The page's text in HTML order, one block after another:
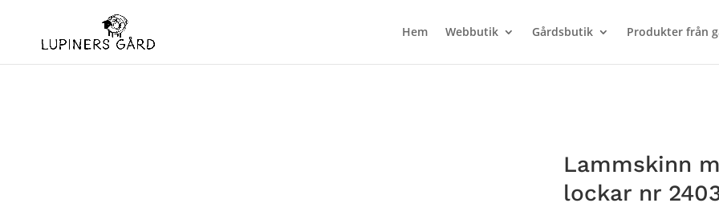
Hem Webbutik Gårdsbutik Produkter från
Lammskinn
lockar nr